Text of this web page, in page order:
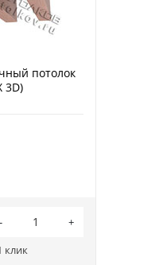
потолок
3D)
клик